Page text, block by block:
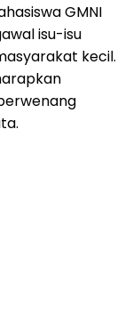
GMNI
isu-isu
kecil.